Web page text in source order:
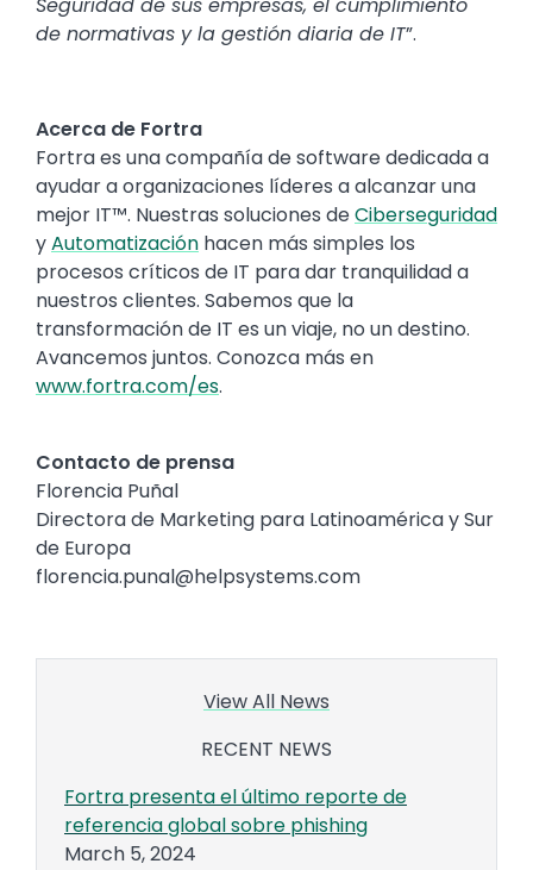
Seguridad de sus empresas, el cumplimiento
de normativas y la gestión diaria de IT”.
Acerca de Fortra
Fortra es una compañía de software dedicada a
ayudar a organizaciones líderes a alcanzar una
mejor IT™. Nuestras soluciones deCiberseguridad
yAutomatización hacen más simples los
procesos críticos de IT para dar tranquilidad a
nuestros clientes. Sabemos que la
transformación de IT es un viaje, no un destino.
Avancemos juntos. Conozca más en
www.fortra.com/es.
Contacto de prensa
Florencia Puñal
Directora de Marketing para Latinoamérica y Sur
de Europa
florencia.punal@helpsystems.com
View All News
RECENT NEWS
Fortra presenta el último reporte de
referencia global sobre phishing
March 5, 2024